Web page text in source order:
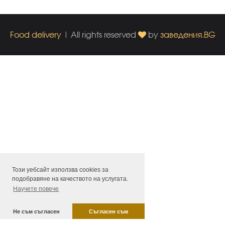
Този уебсайт използва cookies за
подобравяне на качеството на услугата.
Научете повече
Не съм съгласен Съгласен съм
Food delivery| All rights reserved by заведения.BG